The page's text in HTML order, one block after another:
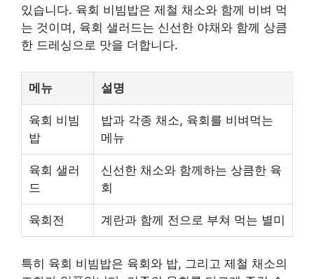
있습니다. 육회 비빔밥은 제철 채소와 함께 비벼 먹
는 것이며, 육회 샐러드는 신선한 야채와 함께 상큼
한 드레싱으로 맛을 더합니다.
메뉴 설명
육회 비빔
밥
밥과 각종 채소, 육회를 비벼먹는
메뉴
육회 샐러
드
신선한 채소와 함께하는 상큼한 육
회
육회전 계란과 함께 전으로 부쳐 먹는 별미
특히 육회 비빔밥은 육회와 밥, 그리고 제철 채소의